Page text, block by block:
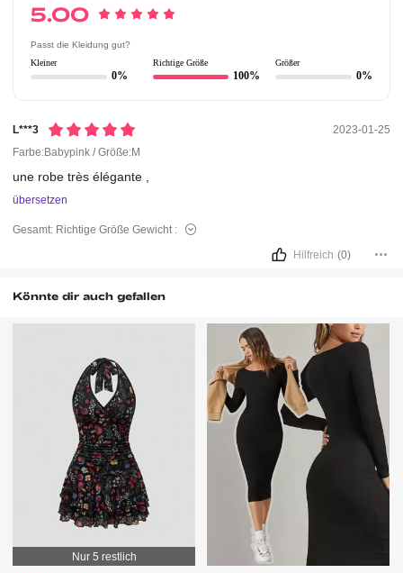
5.00
Passt die Kleidung gut?
Kleiner
0%
Richtige Größe
100%
Größer
0%
L***3
2023-01-25
Farbe:Babypink / Größe:M
une robetrèsélégante
übersetzen
Gesamt: Richtige Größe Gewicht :
Hilfreich (0)
Könnte dir auch gefallen
Nur 5 restlich